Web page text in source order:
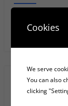
Recent
Cookies
We serve
You can also
clicking